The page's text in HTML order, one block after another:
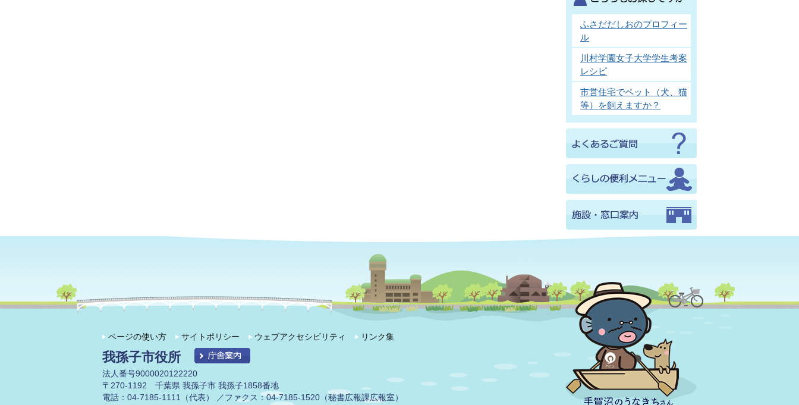
ふさだだしおのプロフィー
ル
川村学園女子大学学生考案
レシピ
市営住宅でペット（犬、猫
等）を飼えますか？
ページの使い方 サイトポリシー ウェブアクセシビリティ リンク集
我孫子市役所
法人番号9000020122220
〒270-1192 千葉県 我孫子市 我孫子1858番地
電話：04-7185-1111（代表） ／ファクス：04-7185-1520（秘書広報課広報室）